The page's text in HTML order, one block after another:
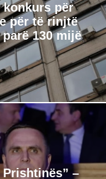
konkurs për
për të rinjtë
130 mijë
–